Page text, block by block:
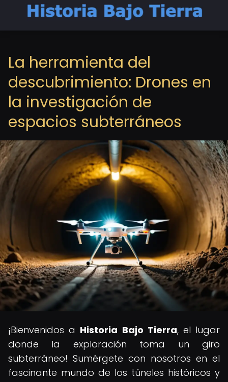
La herramienta del
descubrimiento: Drones en
la investigación de
espacios subterráneos
¡Bienvenidos a Historia Bajo Tierra, el lugar
donde la exploración toma un giro
subterráneo! Sumérgete con nosotros en el
fascinante mundo de los túneles históricos y